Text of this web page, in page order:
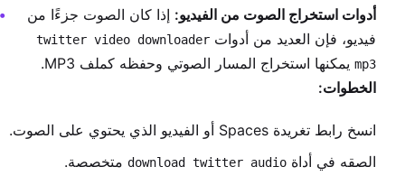
أدوات استخراج الصوت من الفيديو: إذا كان الصوت جزءًا من
فيديو، فإن العديد من أدوات twitter video downloader
mp3 يمكنها استخراج المسار الصوتي وحفظه كملف MP3.
الخطوات:
انسخ رابط تغريدة Spaces أو الفيديو الذي يحتوي على الصوت.
الصقه في أداة download twitter audio متخصصة.